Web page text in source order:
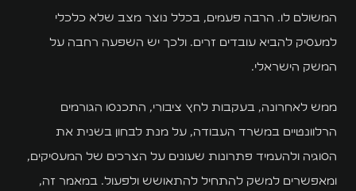
סרטונים
נהלים ומסמכים
המשולם לו. הרבה פעמים, בכלל נוצר מצב שלא כלכלי
למעסיק להביא עובדים זרים. ולכך יש השפעה רחבה על
המשק הישראלי.
ממש לאחרונה, בעקבות לחץ ציבורי, התכנסו הגורמים
הרלוונטיים במשרד העבודה, על מנת לבחון בשנית את
הסוגיה ולהעמיד פתרונות שעונים על הצרכים של המעסיקים,
ומאפשרים למשק להתחיל להתאושש ולפעול. במאמר זה,